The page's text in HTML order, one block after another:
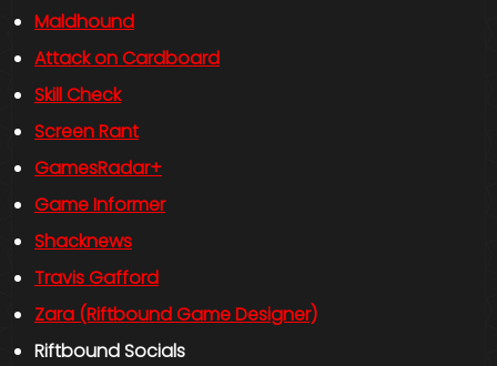
Maldhound
Attack on Cardboard
Skill Check
Screen Rant
GamesRadar+
Game Informer
Shacknews
Travis Gafford
Zara (Riftbound Game Designer)
Riftbound Socials